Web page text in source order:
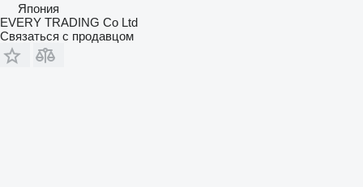
Япония
EVERY TRADING Co Ltd
Связаться с продавцом